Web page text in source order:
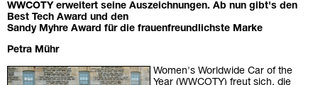
WWCOTY erweitert seine Auszeichnungen. Ab nun gibt's den
Best Tech Award und den
Sandy Myhre Award für die frauenfreundlichste Marke
Petra Mühr
Women's Worldwide Car of the
Year (WWCOTY) freut sich, die